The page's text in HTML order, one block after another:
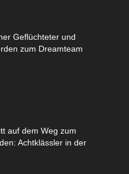
Geflüchteter und
zum Dreamteam
auf dem Weg zum
Achtklässler in der